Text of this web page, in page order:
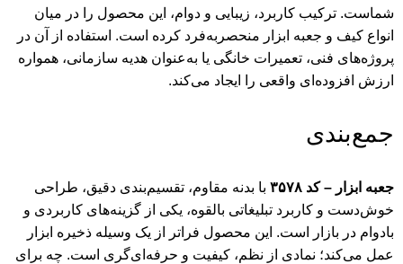
شماست. ترکیب کاربرد، زیبایی و دوام، این محصول را در میان
انواع کیف و جعبه ابزار منحصربه‌فرد کرده است. استفاده از آن در
پروژه‌های فنی، تعمیرات خانگی یا به‌عنوان هدیه سازمانی، همواره
ارزش افزوده‌ای واقعی را ایجاد می‌کند.
جمع‌بندی
جعبه ابزار – کد ۳۵۷۸
با بدنه مقاوم، تقسیم‌بندی دقیق، طراحی
خوش‌دست و کاربرد تبلیغاتی بالقوه، یکی از گزینه‌های کاربردی و
بادوام در بازار است. این محصول فراتر از یک وسیله ذخیره ابزار
عمل می‌کند؛ نمادی از نظم، کیفیت و حرفه‌ای‌گری است. چه برای